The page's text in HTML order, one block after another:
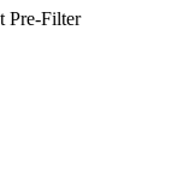
Pre-Filter